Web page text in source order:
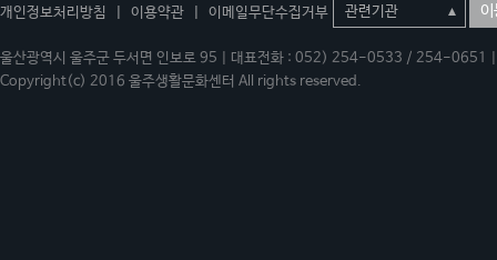
개인정보처리방침 이용약관 이메일무단수집거부 이
울산광역시 울주군 두서면 인보로 95 | 대표전화 : 052) 254-0533 / 254-
Copyright(c) 2016 울주생활문화센터 All rights reserved.